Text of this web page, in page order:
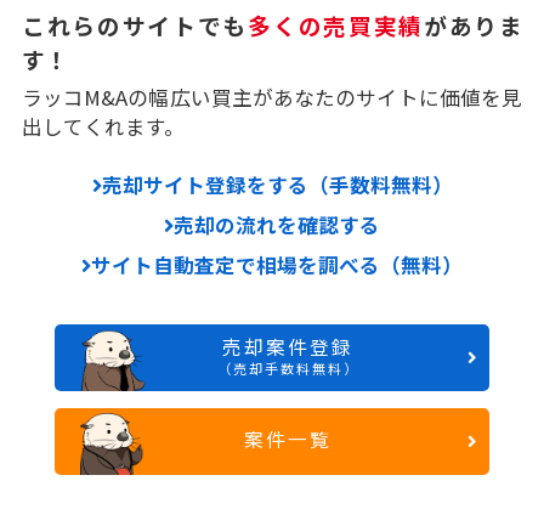
これらのサイトでも多くの売買実績がありま
す！
ラッコM&Aの幅広い買主があなたのサイトに価値を見
出してくれます。
売却サイト登録をする（手数料無料）
売却の流れを確認する
サイト自動査定で相場を調べる（無料）
売却案件登録
（売却手数料無料）
案件一覧